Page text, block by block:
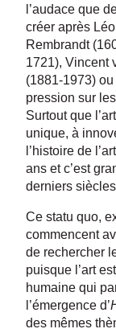
l’audace que
créer après
Rembrandt
1721), Vincent
(1881-1973)
pression sur
Surtout que
unique, à
l’histoire de
ans et c’est
derniers
Ce statu quo,
commencent
de rechercher
puisque l’art
humaine qui
l’émergence d’
des mêmes